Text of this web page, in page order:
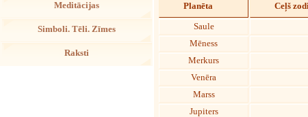
Meditācijas
Simboli. Tēli. Zīmes
Raksti
Planēta Ceļš
Saule
Mēness
Merkurs
Venēra
Marss
Jupiters